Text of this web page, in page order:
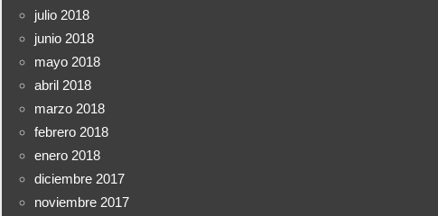
julio 2018
junio 2018
mayo 2018
abril 2018
marzo 2018
febrero 2018
enero 2018
diciembre 2017
noviembre 2017